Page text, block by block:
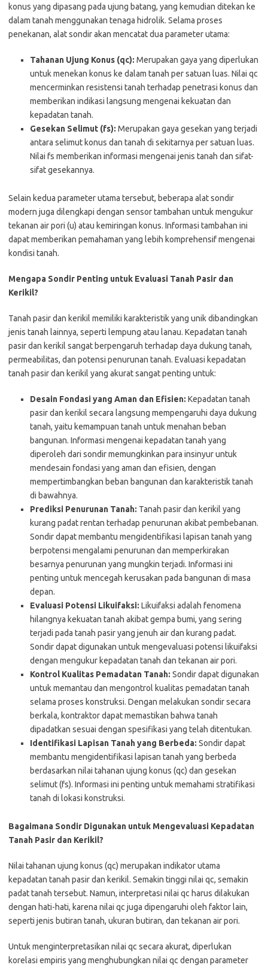
konus yang dipasang pada ujung batang, yang kemudian ditekan ke
dalam tanah menggunakan tenaga hidrolik. Selama proses
penekanan, alat sondir akan mencatat dua parameter utama:
Tahanan Ujung Konus (qc): Merupakan gaya yang diperlukan
untuk menekan konus ke dalam tanah per satuan luas. Nilai qc
mencerminkan resistensi tanah terhadap penetrasi konus dan
memberikan indikasi langsung mengenai kekuatan dan
kepadatan tanah.
Gesekan Selimut (fs): Merupakan gaya gesekan yang terjadi
antara selimut konus dan tanah di sekitarnya per satuan luas.
Nilai fs memberikan informasi mengenai jenis tanah dan sifat-
sifat gesekannya.
Selain kedua parameter utama tersebut, beberapa alat sondir
modern juga dilengkapi dengan sensor tambahan untuk mengukur
tekanan air pori (u) atau kemiringan konus. Informasi tambahan ini
dapat memberikan pemahaman yang lebih komprehensif mengenai
kondisi tanah.
Mengapa Sondir Penting untuk Evaluasi Tanah Pasir dan
Kerikil?
Tanah pasir dan kerikil memiliki karakteristik yang unik dibandingkan
jenis tanah lainnya, seperti lempung atau lanau. Kepadatan tanah
pasir dan kerikil sangat berpengaruh terhadap daya dukung tanah,
permeabilitas, dan potensi penurunan tanah. Evaluasi kepadatan
tanah pasir dan kerikil yang akurat sangat penting untuk:
Desain Fondasi yang Aman dan Efisien: Kepadatan tanah
pasir dan kerikil secara langsung mempengaruhi daya dukung
tanah, yaitu kemampuan tanah untuk menahan beban
bangunan. Informasi mengenai kepadatan tanah yang
diperoleh dari sondir memungkinkan para insinyur untuk
mendesain fondasi yang aman dan efisien, dengan
mempertimbangkan beban bangunan dan karakteristik tanah
di bawahnya.
Prediksi Penurunan Tanah: Tanah pasir dan kerikil yang
kurang padat rentan terhadap penurunan akibat pembebanan.
Sondir dapat membantu mengidentifikasi lapisan tanah yang
berpotensi mengalami penurunan dan memperkirakan
besarnya penurunan yang mungkin terjadi. Informasi ini
penting untuk mencegah kerusakan pada bangunan di masa
depan.
Evaluasi Potensi Likuifaksi: Likuifaksi adalah fenomena
hilangnya kekuatan tanah akibat gempa bumi, yang sering
terjadi pada tanah pasir yang jenuh air dan kurang padat.
Sondir dapat digunakan untuk mengevaluasi potensi likuifaksi
dengan mengukur kepadatan tanah dan tekanan air pori.
Kontrol Kualitas Pemadatan Tanah: Sondir dapat digunakan
untuk memantau dan mengontrol kualitas pemadatan tanah
selama proses konstruksi. Dengan melakukan sondir secara
berkala, kontraktor dapat memastikan bahwa tanah
dipadatkan sesuai dengan spesifikasi yang telah ditentukan.
Identifikasi Lapisan Tanah yang Berbeda: Sondir dapat
membantu mengidentifikasi lapisan tanah yang berbeda
berdasarkan nilai tahanan ujung konus (qc) dan gesekan
selimut (fs). Informasi ini penting untuk memahami stratifikasi
tanah di lokasi konstruksi.
Bagaimana Sondir Digunakan untuk Mengevaluasi Kepadatan
Tanah Pasir dan Kerikil?
Nilai tahanan ujung konus (qc) merupakan indikator utama
kepadatan tanah pasir dan kerikil. Semakin tinggi nilai qc, semakin
padat tanah tersebut. Namun, interpretasi nilai qc harus dilakukan
dengan hati-hati, karena nilai qc juga dipengaruhi oleh faktor lain,
seperti jenis butiran tanah, ukuran butiran, dan tekanan air pori.
Untuk menginterpretasikan nilai qc secara akurat, diperlukan
korelasi empiris yang menghubungkan nilai qc dengan parameter